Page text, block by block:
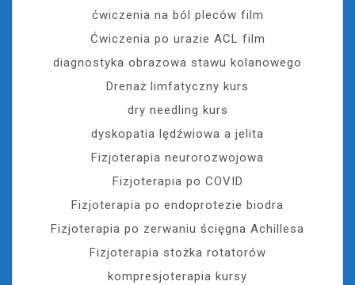
ćwiczenia na ból pleców film
Ćwiczenia po urazie ACL film
diagnostyka obrazowa stawu kolanowego
Drenaż limfatyczny kurs
dry needling kurs
dyskopatia lędźwiowa a jelita
Fizjoterapia neurorozwojowa
Fizjoterapia po COVID
Fizjoterapia po endoprotezie biodra
Fizjoterapia po zerwaniu ścięgna Achillesa
Fizjoterapia stożka rotatorów
kompresjoterapia kursy